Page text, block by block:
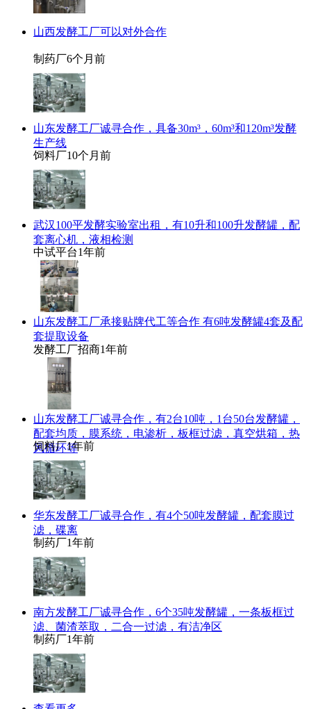
山西发酵工厂可以对外合作
制药厂6个月前
山东发酵工厂诚寻合作，具备30m³，60m³和120m³发酵
生产线
饲料厂10个月前
武汉100平发酵实验室出租，有10升和100升发酵罐，配
套离心机，液相检测
中试平台1年前
山东发酵工厂承接贴牌代工等合作 有6吨发酵罐4套及配
套提取设备
发酵工厂招商1年前
山东发酵工厂诚寻合作，有2台10吨，1台50台发酵罐，
配套均质，膜系统，电渗析，板框过滤，真空烘箱，热
风循环等
饲料厂1年前
华东发酵工厂诚寻合作，有4个50吨发酵罐，配套膜过
滤，碟离
制药厂1年前
南方发酵工厂诚寻合作，6个35吨发酵罐，一条板框过
滤、菌渣萃取，二合一过滤，有洁净区
制药厂1年前